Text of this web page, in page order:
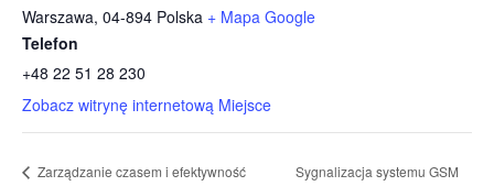
Warszawa, 04-894 Polska + Mapa Google
Telefon
+48 22 51 28 230
Zobacz witrynę internetową Miejsce
Zarządzanie czasem i efektywność
Sygnalizacja systemu GSM